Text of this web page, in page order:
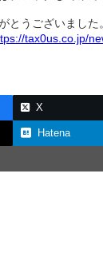
とうございました。
tax0us.co.jp/
X
Hatena